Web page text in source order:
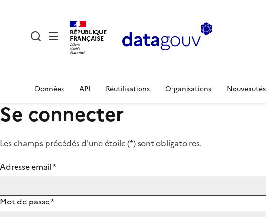
RÉPUBLIQUE
FRANÇAISE
Données API Réutilisations Organisations Nouveautés
Se connecter
Les champs précédés d'une étoile (*) sont obligatoires.
Adresse email*
Mot de passe*